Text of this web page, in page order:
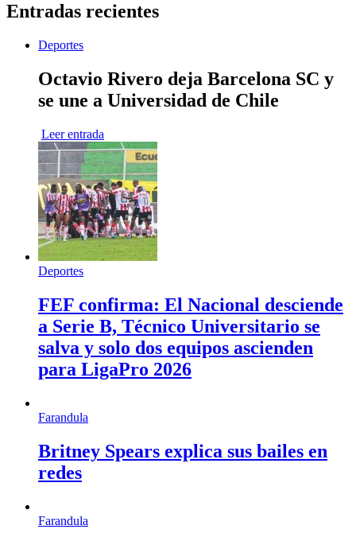
Entradas recientes
Deportes
Octavio Rivero deja Barcelona SC y
se une a Universidad de Chile
Leer entrada
Deportes
FEF confirma: El Nacional desciende
a Serie B, Técnico Universitario se
salva y solo dos equipos ascienden
para LigaPro 2026
Farandula
Britney Spears explica sus bailes en
redes
Farandula